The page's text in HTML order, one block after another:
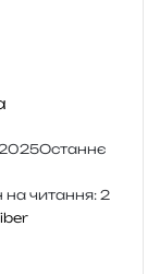
Останнє
на читання: 2